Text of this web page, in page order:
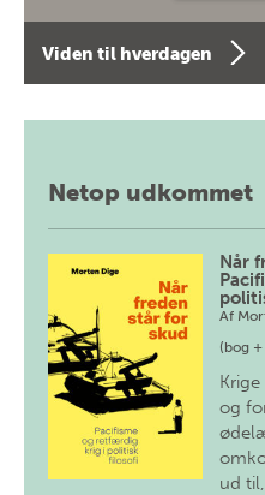
Viden til hverdagen
Netop udkommet
Når
Af
(bog
og
ud